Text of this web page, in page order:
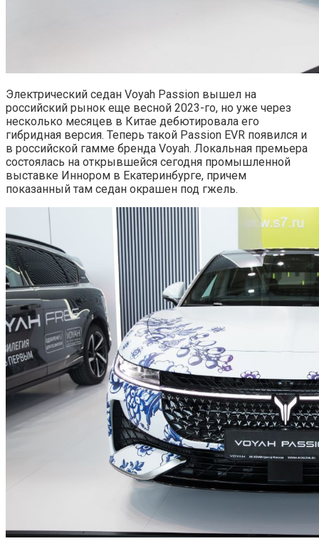
Электрический седан Voyah Passion вышел на
российский рынок еще весной 2023-го, но уже через
несколько месяцев в Китае дебютировала его
гибридная версия. Теперь такой Passion EVR появился и
в российской гамме бренда Voyah. Локальная премьера
состоялась на открывшейся сегодня промышленной
выставке Иннором в Екатеринбурге, причем
показанный там седан окрашен под гжель.